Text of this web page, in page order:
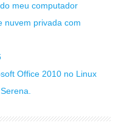
meu computador
nuvem privada com
Office 2010 no Linux